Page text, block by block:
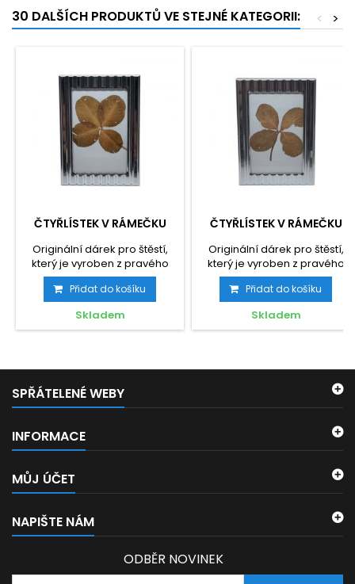
30 DALŠÍCH PRODUKTŮ VE STEJNÉ KATEGORII: >
<
ČTYŘLÍSTEK V RÁMEČKU
Originální dárek pro štěstí,
který je vyroben z pravého
čtyřlístku.
Přidat do košíku
Skladem
ČTYŘLÍSTEK V RÁMEČKU
Originální dárek pro štěstí,
který je vyroben z pravého
čtyřlístku.
Přidat do košíku
Skladem
SPŘÁTELENÉ WEBY
INFORMACE
MŮJ ÚČET
NAPIŠTE NÁM
ODBĚR NOVINEK